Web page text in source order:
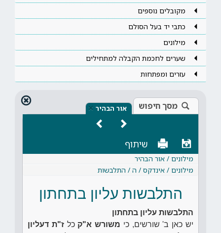
מקובלים נוספים
כתבי יד בעל הסולם
מילונים
שערים לחכמת הקבלה למתחילים
עזרים ומפתחות
מסך חיפוש אור הבהיר ×
שיתוף
מילונים / אור הבהיר
מילונים / אינדקס / ה / התלבשות
התלבשות עליון בתחתון
התלבשות עליון בתחתון
יש כאן ב' שורשים, כי משורש א"ק כלז"ת דעליון